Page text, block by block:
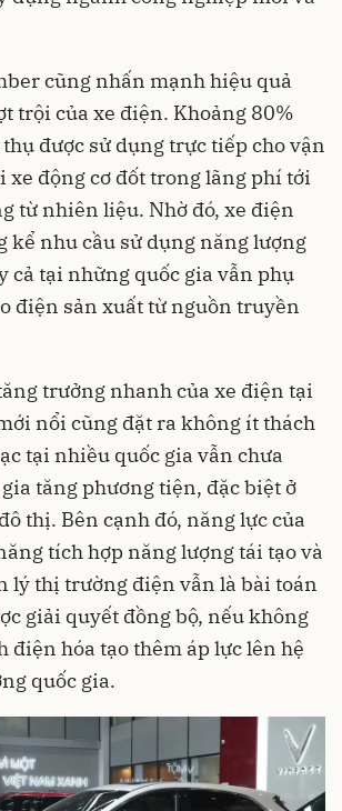
cũng nhấn mạnh hiệu quả
trội của xe điện. Khoảng 80%
được sử dụng trực tiếp cho vận
động cơ đốt trong lãng phí tới
từ nhiên liệu. Nhờ đó, xe điện
kể nhu cầu sử dụng năng lượng
cả tại những quốc gia vẫn phụ
điện sản xuất từ nguồn truyền
trưởng nhanh của xe điện tại
nổi cũng đặt ra không ít thách
tại nhiều quốc gia vẫn chưa
tăng phương tiện, đặc biệt ở
thị. Bên cạnh đó, năng lực của
tích hợp năng lượng tái tạo và
lý thị trường điện vẫn là bài toán
giải quyết đồng bộ, nếu không
điện hóa tạo thêm áp lực lên hệ
quốc gia.